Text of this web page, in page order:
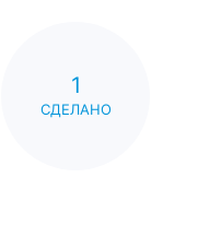
1
СДЕЛАНО